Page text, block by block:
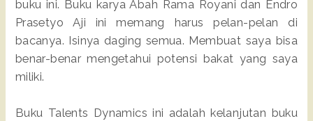
buku ini. Buku karya Abah Rama Royani dan Endro
Prasetyo Aji ini memang harus pelan-pelan di
bacanya. Isinya daging semua. Membuat saya bisa
benar-benar mengetahui potensi bakat yang saya
miliki.
Buku Talents Dynamics ini adalah kelanjutan buku